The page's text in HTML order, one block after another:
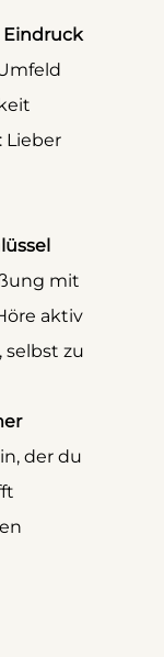
Eindruck
Lieber
mit
aktiv
selbst zu
der du